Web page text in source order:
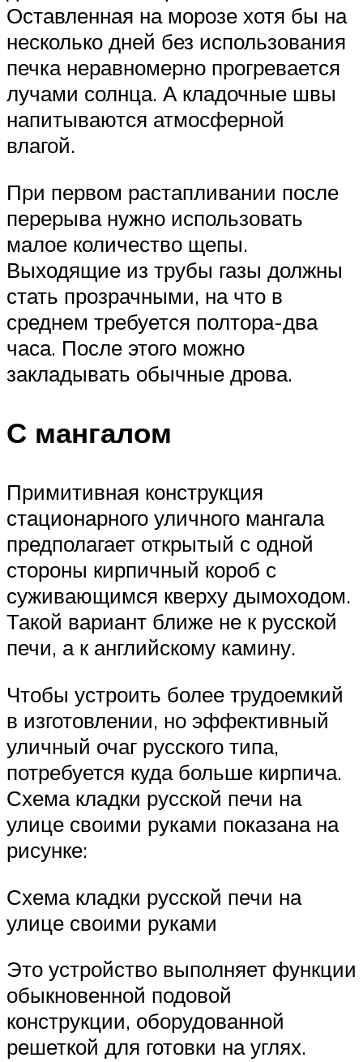
Оставленная на морозе хотя бы на
несколько дней без использования
печка неравномерно прогревается
лучами солнца. А кладочные швы
напитываются атмосферной
влагой.
При первом растапливании после
перерыва нужно использовать
малое количество щепы.
Выходящие из трубы газы должны
стать прозрачными, на что в
среднем требуется полтора-два
часа. После этого можно
закладывать обычные дрова.
С мангалом
Примитивная конструкция
стационарного уличного мангала
предполагает открытый с одной
стороны кирпичный короб с
суживающимся кверху дымоходом.
Такой вариант ближе не к русской
печи, а к английскому камину.
Чтобы устроить более трудоемкий
в изготовлении, но эффективный
уличный очаг русского типа,
потребуется куда больше кирпича.
Схема кладки русской печи на
улице своими руками показана на
рисунке:
Схема кладки русской печи на
улице своими руками
Это устройство выполняет функции
обыкновенной подовой
конструкции, оборудованной
решеткой для готовки на углях.